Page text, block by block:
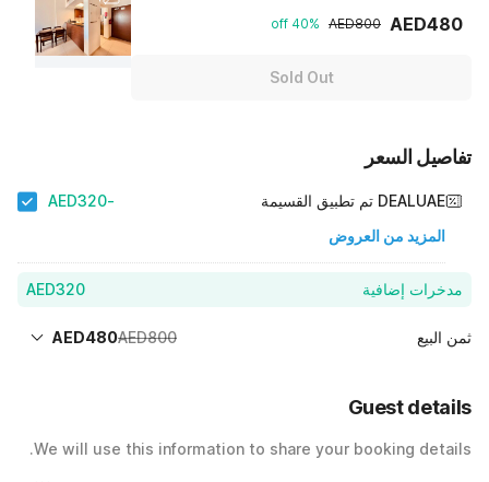
AED480
AED800
40% off
Sold Out
تفاصيل السعر
DEALUAE تم تطبيق القسيمة
المزيد من العروض
-AED320
مدخرات إضافية AED320
ثمن البيع AED800
AED480
40% Coupon Discount
Total Payable (Discounts + all taxes)
AED480
Guest details
We will use this information to share your booking details.